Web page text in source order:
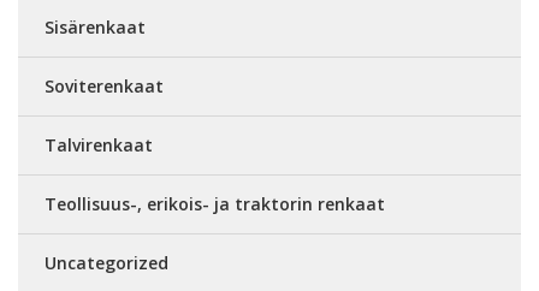
Sisärenkaat
Soviterenkaat
Talvirenkaat
Teollisuus-, erikois- ja traktorin renkaat
Uncategorized